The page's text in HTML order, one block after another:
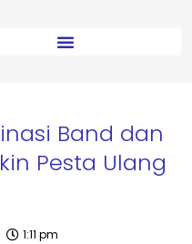
Band dan
Pesta Ulang
1:11 pm